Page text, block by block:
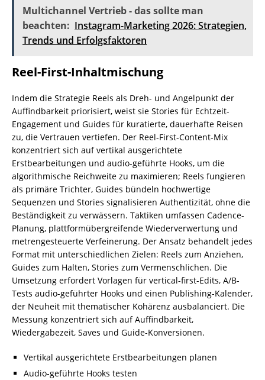
Multichannel Vertrieb - das sollte man
beachten: Instagram-Marketing 2026: Strategien,
Trends und Erfolgsfaktoren
Reel-First-Inhaltmischung
Indem die Strategie Reels als Dreh- und Angelpunkt der
Auffindbarkeit priorisiert, weist sie Stories für Echtzeit-
Engagement und Guides für kuratierte, dauerhafte Reisen
zu, die Vertrauen vertiefen. Der Reel-First-Content-Mix
konzentriert sich auf vertikal ausgerichtete
Erstbearbeitungen und audio-geführte Hooks, um die
algorithmische Reichweite zu maximieren; Reels fungieren
als primäre Trichter, Guides bündeln hochwertige
Sequenzen und Stories signalisieren Authentizität, ohne die
Beständigkeit zu verwässern. Taktiken umfassen Cadence-
Planung, plattformübergreifende Wiederverwertung und
metrengesteuerte Verfeinerung. Der Ansatz behandelt jedes
Format mit unterschiedlichen Zielen: Reels zum Anziehen,
Guides zum Halten, Stories zum Vermenschlichen. Die
Umsetzung erfordert Vorlagen für vertical-first-Edits, A/B-
Tests audio-geführter Hooks und einen Publishing-Kalender,
der Neuheit mit thematischer Kohärenz ausbalanciert. Die
Messung konzentriert sich auf Auffindbarkeit,
Wiedergabezeit, Saves und Guide-Konversionen.
Vertikal ausgerichtete Erstbearbeitungen planen
Audio-geführte Hooks testen